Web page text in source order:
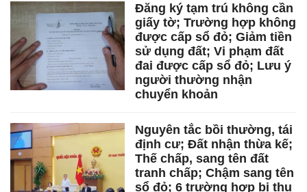
Đăng ký tạm trú không cần
giấy tờ; Trường hợp không
được cấp sổ đỏ; Giảm tiền
sử dụng đất; Vi phạm đất
đai được cấp sổ đỏ; Lưu ý
người thường nhận
chuyển khoản
Nguyên tắc bồi thường, tái
định cư; Đất nhận thừa kế;
Thế chấp, sang tên đất
tranh chấp; Chậm sang tên
sổ đỏ; 6 trường hợp bị thu